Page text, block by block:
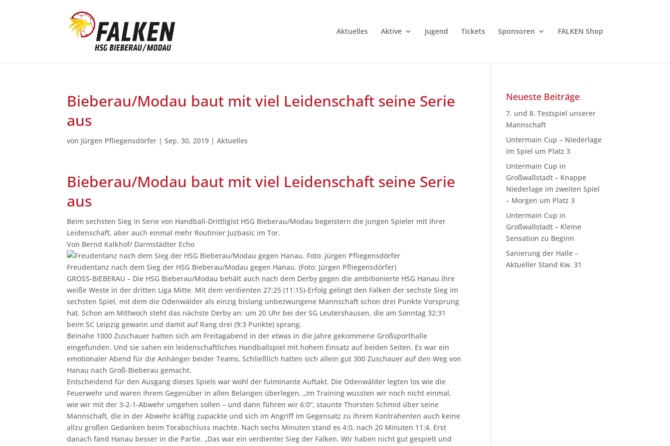
Aktuelles Aktive Jugend Tickets Sponsoren FALKEN Shop
Bieberau/Modau baut mit viel Leidenschaft seine Serie
aus
von Jürgen Pfliegensdörfer |Sep. 30, 2019 |Aktuelles
Bieberau/Modau baut mit viel Leidenschaft seine Serie
aus
Beim sechsten Sieg in Serie von Handball-Drittligist HSG Bieberau/Modau begeistern die jungen Spieler mit ihrer
Leidenschaft, aber auch einmal mehr Routinier Juzbasic im Tor.
Von Bernd Kalkhof/ Darmstädter Echo
Freudentanz nach dem Sieg der HSG Bieberau/Modau gegen Hanau.(Foto: Jürgen Pfliegensdörfer)
GROSS-BIEBERAU – Die HSG Bieberau/Modau behält auch nach dem Derby gegen die ambitionierte HSG Hanau ihre
weiße Weste in der dritten Liga Mitte. Mit dem verdienten 27:25 (11:15)-Erfolg gelingt den Falken der sechste Sieg im
sechsten Spiel, mit dem die Odenwälder als einzig bislang unbezwungene Mannschaft schon drei Punkte Vorsprung
hat. Schon am Mittwoch steht das nächste Derby an: um 20 Uhr bei der SG Leutershausen, die am Sonntag 32:31
beim SC Leipzig gewann und damit auf Rang drei (9:3 Punkte) sprang.
Beinahe 1000 Zuschauer hatten sich am Freitagabend in der etwas in die Jahre gekommene Großsporthalle
eingefunden. Und sie sahen ein leidenschaftliches Handballspiel mit hohem Einsatz auf beiden Seiten. Es war ein
emotionaler Abend für die Anhänger beider Teams, Schließlich hatten sich allein gut 300 Zuschauer auf den Weg von
Hanau nach Groß-Bieberau gemacht.
Entscheidend für den Ausgang dieses Spiels war wohl der fulminante Auftakt. Die Odenwälder legten los wie die
Feuerwehr und waren ihrem Gegenüber in allen Belangen überlegen. „Im Training wussten wir noch nicht einmal,
wie wir mit der 3-2-1-Abwehr umgehen sollen – und dann führen wir 6:0“, staunte Thorsten Schmid über seine
Mannschaft, die in der Abwehr kräftig zupackte und sich im Angriff im Gegensatz zu ihrem Kontrahenten auch keine
allzu großen Gedanken beim Torabschluss machte. Nach sechs Minuten stand es 4:0, nach 20 Minuten 11:4. Erst
danach fand Hanau besser in die Partie. „Das war ein verdienter Sieg der Falken. Wir haben nicht gut gespielt und
Neueste Beiträge
7. und 8. Testspiel unserer
Mannschaft
Untermain Cup – Niederlage
im Spiel um Platz 3
Untermain Cup in
Großwallstadt – Knappe
Niederlage im zweiten Spiel
– Morgen um Platz 3
Untermain Cup in
Großwallstadt – Kleine
Sensation zu Beginn
Sanierung der Halle –
Aktueller Stand Kw. 31